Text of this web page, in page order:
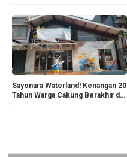
Sayonara Waterland! Kenangan 20
Tahun Warga Cakung Berakhir di